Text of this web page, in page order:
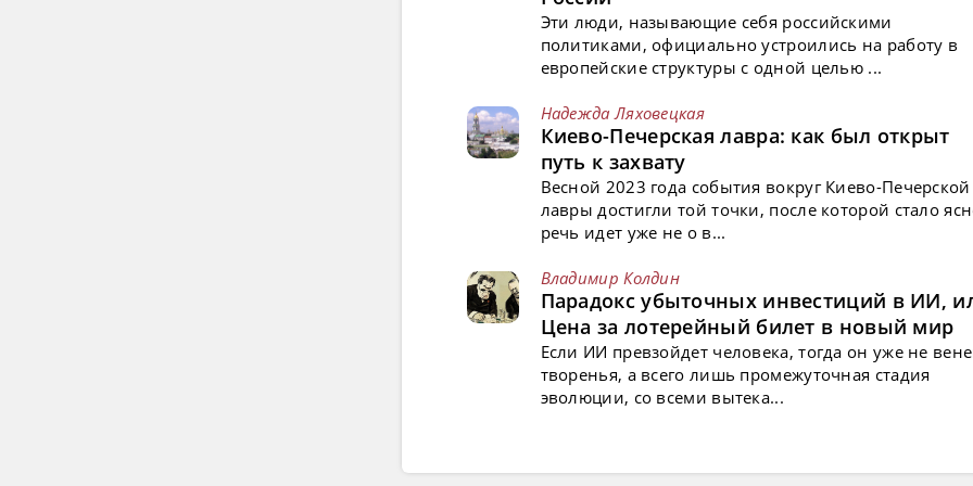
Эти люди, называющие себя российскими
политиками, официально устроились на работу в
европейские структуры с одной целью ...
Надежда Ляховецкая
Киево-Печерская лавра: как был открыт
путь к захвату
Весной 2023 года события вокруг Киево-Печерской
лавры достигли той точки, после которой стало
речь идет уже не о в...
Владимир Колдин
Парадокс убыточных инвестиций в ИИ,
Цена за лотерейный билет в новый мир
Если ИИ превзойдет человека, тогда он уже не
творенья, а всего лишь промежуточная стадия
эволюции, со всеми вытека...